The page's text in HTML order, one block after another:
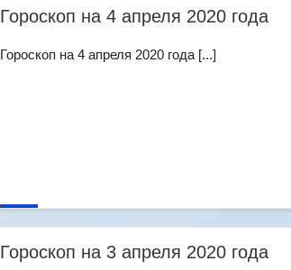
Гороскоп на 4 апреля 2020 года
Гороскоп на 4 апреля 2020 года [...]
Гороскоп на 3 апреля 2020 года